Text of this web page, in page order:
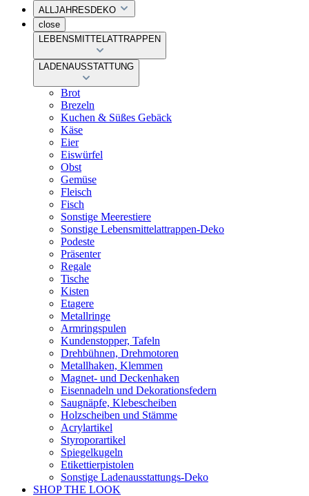
ALLJAHRESDEKO
close
LEBENSMITTELATTRAPPEN
LADENAUSSTATTUNG
Brot
Brezeln
Kuchen & Süßes Gebäck
Käse
Eier
Eiswürfel
Obst
Gemüse
Fleisch
Fisch
Sonstige Meerestiere
Sonstige Lebensmittelattrappen-Deko
Podeste
Präsenter
Regale
Tische
Kisten
Etagere
Metallringe
Armringspulen
Kundenstopper, Tafeln
Drehbühnen, Drehmotoren
Metallhaken, Klemmen
Magnet- und Deckenhaken
Eisennadeln und Dekorationsfedern
Saugnäpfe, Klebescheiben
Holzscheiben und Stämme
Acrylartikel
Styroporartikel
Spiegelkugeln
Etikettierpistolen
Sonstige Ladenausstattungs-Deko
SHOP THE LOOK